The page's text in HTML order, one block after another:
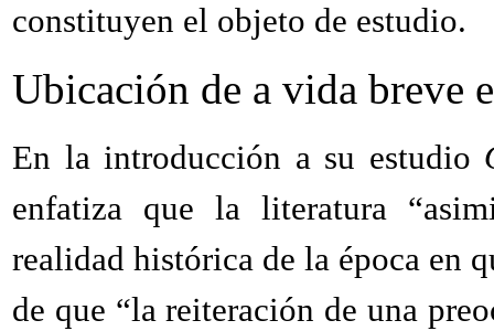
constituyen el objeto de estudio.
Ubicación de a vida breve
En la introducción a su estudio
enfatiza que la literatura
realidad histórica de la época en
de que “la reiteración de una